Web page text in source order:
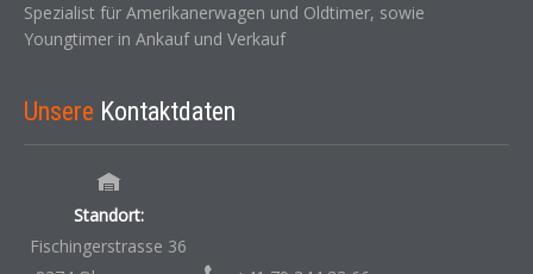
Spezialist für Amerikanerwagen und Oldtimer, sowie
Youngtimer in Ankauf und Verkauf
Unsere Kontaktdaten
Standort:
Fischingerstrasse 36